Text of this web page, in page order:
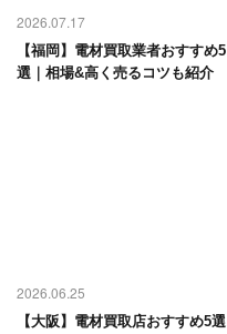
2026.07.17
【福岡】電材買取業者おすすめ5
選｜相場&高く売るコツも紹介
2026.06.25
【大阪】電材買取店おすすめ5選